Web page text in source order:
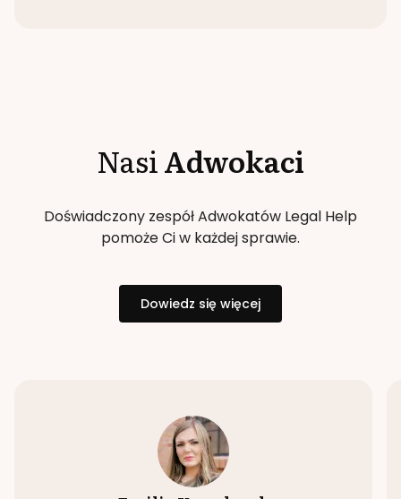
NasiAdwokaci
Doświadczony zespół Adwokatów Legal Help
pomoże Ci w każdej sprawie.
Dowiedz się więcej